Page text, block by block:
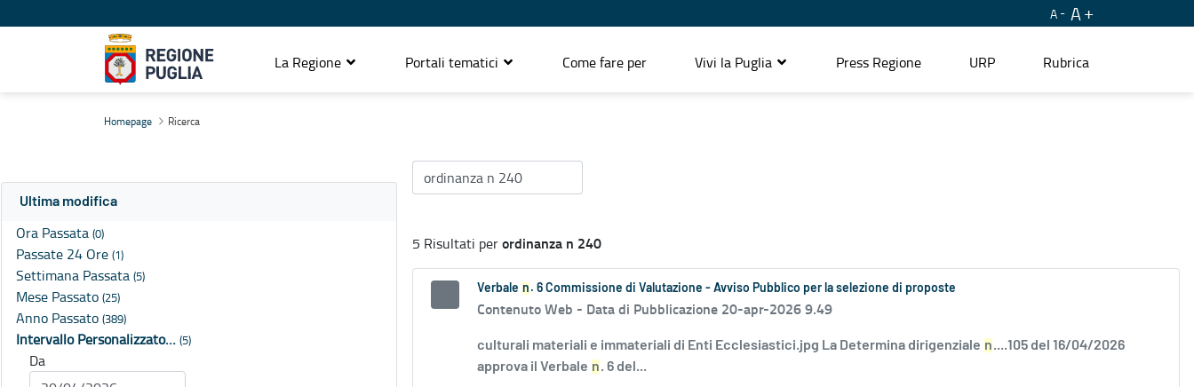
A A
La Regione Portali tematici Come fare per Vivi la Puglia Press Regione URP Rubrica
Homepage Ricerca
Ultima modifica
Ora Passata (0)
Passate 24 Ore (1)
Settimana Passata (5)
Mese Passato (25)
Anno Passato (389)
Intervallo Personalizzato… (5)
Da
5 Risultati perordinanza n 240
Verbale n . 6 Commissione di Valutazione - Avviso Pubblico per la selezione di proposte
Contenuto Web - Data di Pubblicazione 20-apr-2026 9.49
culturali materiali e immateriali di Enti Ecclesiastici.jpg La Determina dirigenziale n....105 del 16/04/2026
approva il Verbale n. 6 del...